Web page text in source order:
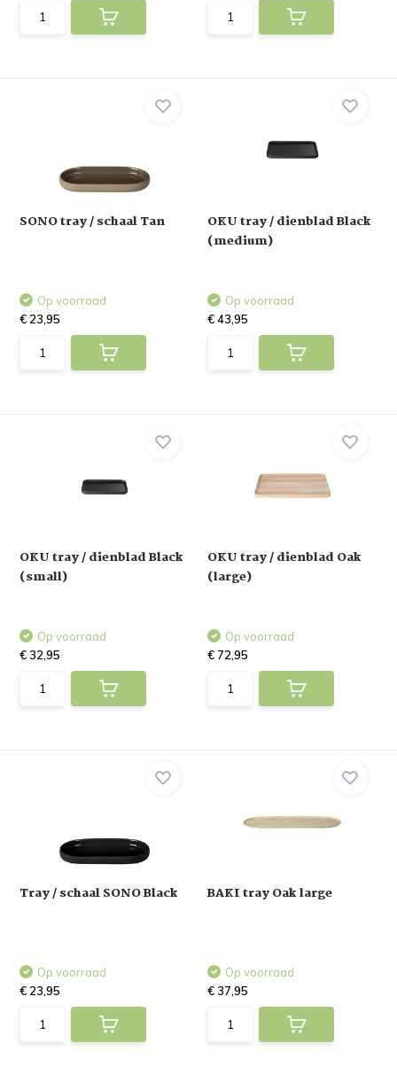
SONO tray / schaal Tan
Op voorraad
€ 23,95
OKU tray / dienblad Black
(medium)
Op voorraad
€ 43,95
OKU tray / dienblad Black
(small)
Op voorraad
€ 32,95
OKU tray / dienblad Oak
(large)
Op voorraad
€ 72,95
Tray / schaal SONO Black
Op voorraad
€ 23,95
BAKI tray Oak large
Op voorraad
€ 37,95